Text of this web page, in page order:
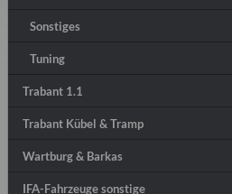
Sonstiges
Tuning
Trabant 1.1
Trabant Kübel & Tramp
Wartburg & Barkas
IFA-Fahrzeuge sonstige